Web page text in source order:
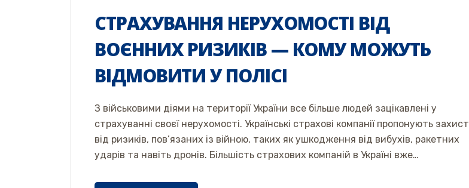
СТРАХУВАННЯ НЕРУХОМОСТІ ВІД
ВОЄННИХ РИЗИКІВ — КОМУ МОЖУТЬ
ВІДМОВИТИ У ПОЛІСІ
З військовими діями на території України все більше людей зацікавлені у
страхуванні своєї нерухомості. Українські страхові компанії пропонують захист
від ризиків, пов’язаних із війною, таких як ушкодження від вибухів, ракетних
ударів та навіть дронів. Більшість страхових компаній в Україні вже…